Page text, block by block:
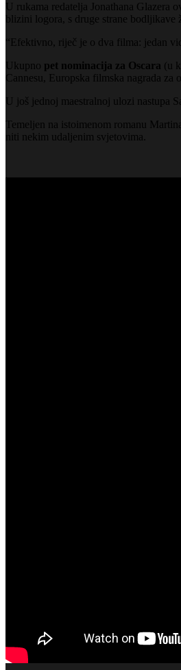
U rukama redatelja Jonathana
blizini logora, s druge strane
“Efektivno, riječ je o dva filma: jedan
Ukupno pet nominacija za Oscara (u
Cannesu, Europska filmska nagrada
U još jednoj maestralnoj ulozi nastupa
Temeljen na istoimenom romanu
niti nekim udaljenim svjetovima.